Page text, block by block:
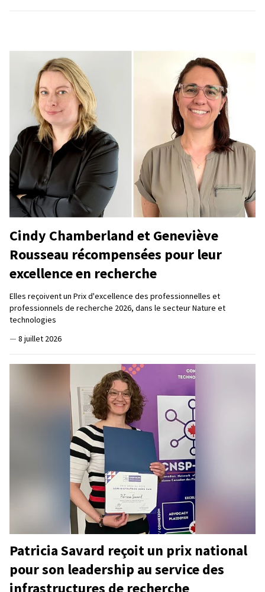
Cindy Chamberland et Geneviève
Rousseau récompensées pour leur
excellence en recherche
Elles reçoivent un Prix d'excellence des professionnelles et
professionnels de recherche 2026, dans le secteur Nature et
technologies
— 8 juillet 2026
Patricia Savard reçoit un prix national
pour son leadership au service des
infrastructures de recherche